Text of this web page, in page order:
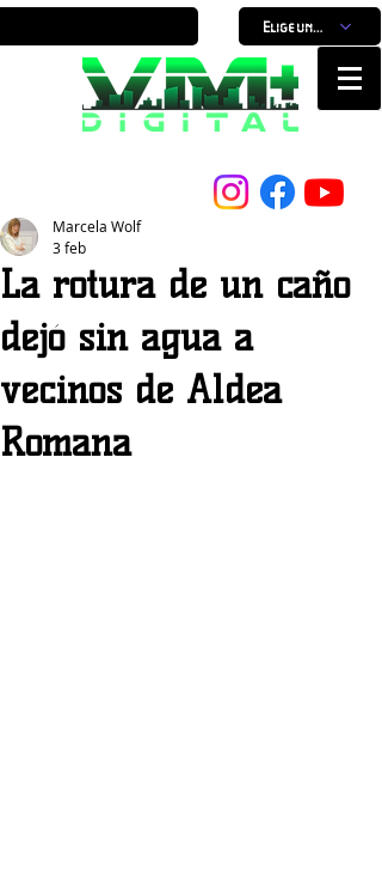
Elige un horario
La rotura de un caño
dejó sin agua a
vecinos de Aldea
Romana
Marcela Wolf
3 feb